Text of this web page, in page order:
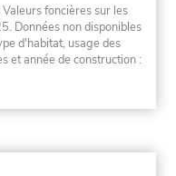
foncières sur les
Données non disponibles
d'habitat, usage des
et année de construction :